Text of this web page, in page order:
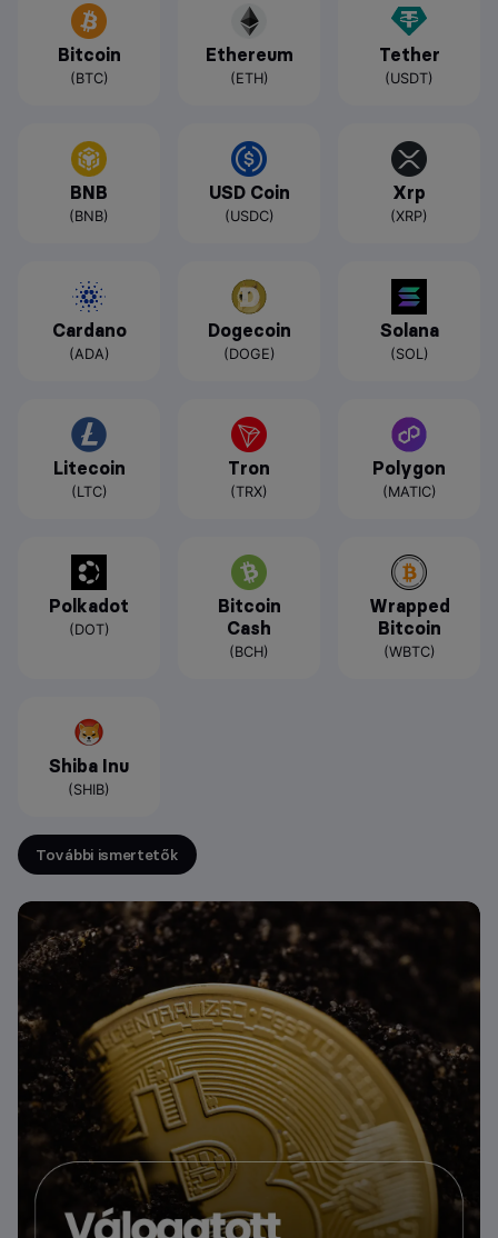
Bitcoin
(BTC)
Ethereum
(ETH)
Tether
(USDT)
BNB
(BNB)
USD Coin
(USDC)
Xrp
(XRP)
Cardano
(ADA)
Dogecoin
(DOGE)
Solana
(SOL)
Litecoin
(LTC)
Tron
(TRX)
Polygon
(MATIC)
Polkadot
(DOT)
Bitcoin
Cash
(BCH)
Wrapped
Bitcoin
(WBTC)
Shiba Inu
(SHIB)
További ismertetők